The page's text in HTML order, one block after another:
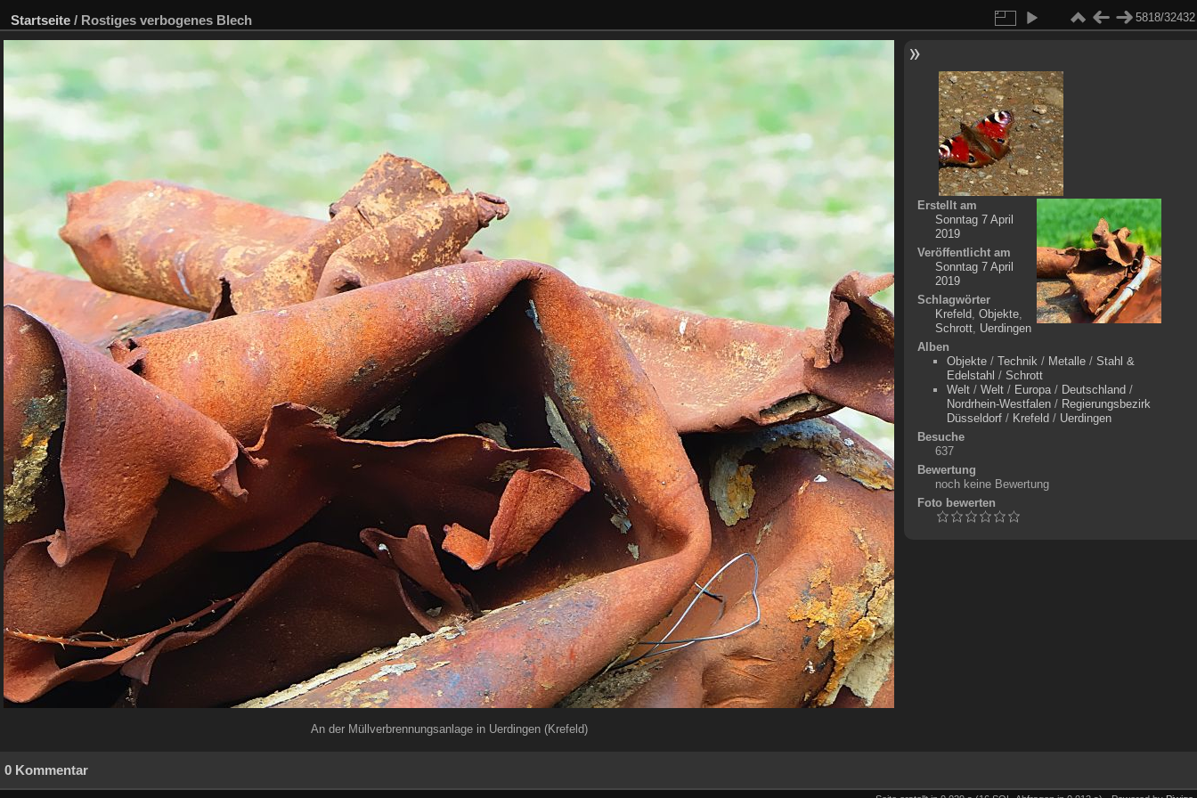
Startseite / Rostiges verbogenes Blech 5818/32432
An der Müllverbrennungsanlage in Uerdingen (Krefeld)
Erstellt am
Sonntag 7 April
2019
Veröffentlicht am
Sonntag 7 April
2019
Schlagwörter
Krefeld, Objekte,
Schrott, Uerdingen
Alben
Objekte/ Technik/ Metalle/ Stahl &
Edelstahl / Schrott
Welt/ Welt/ Europa/ Deutschland /
Nordrhein-Westfalen/ Regierungsbezirk
Düsseldorf/ Krefeld / Uerdingen
Besuche
637
Bewertung
noch keine Bewertung
Foto bewerten
0 Kommentar